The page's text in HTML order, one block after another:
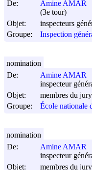
De:
Amine AMAR
(3e tour)
Objet:
inspecteurs
Groupe:
Inspection
De:
Amine AMAR
inspecteur
Objet:
membres du
Groupe:
École nationale
nomination
De:
Amine AMAR
inspecteur
Objet:
membres du
nomination